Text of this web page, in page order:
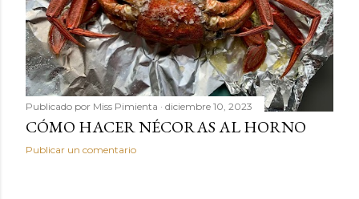
Publicado por Miss Pimienta diciembre 10, 2023
CÓMO HACER NÉCORAS AL HORNO
Publicar un comentario